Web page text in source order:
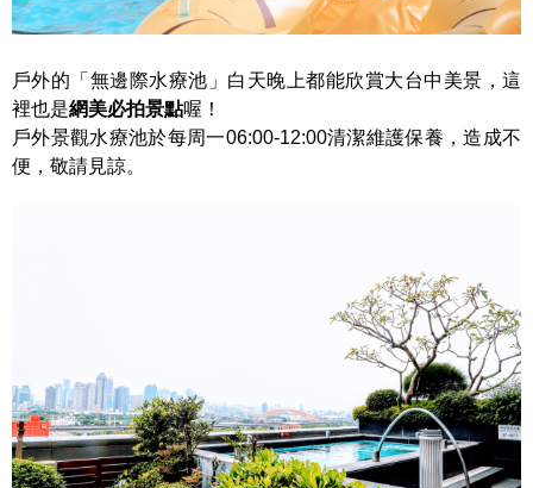
戶外的「無邊際水療池」白天晚上都能欣賞大台中美景，這
裡也是網美必拍景點喔！
戶外景觀水療池於每周一06:00-12:00清潔維護保養，造成不
便，敬請見諒。